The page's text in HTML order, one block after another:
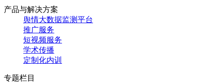
产品与解决方案
舆情大数据监测平台
推广服务
短视频服务
学术传播
定制化内训
专题栏目